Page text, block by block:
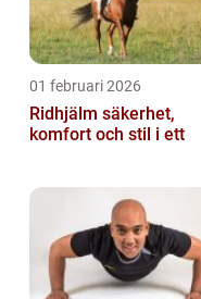
01 februari 2026
Ridhjälm säkerhet,
komfort och stil i ett